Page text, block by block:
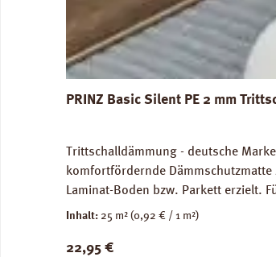
PRINZ Basic Silent PE 2 mm
Trittschalldämmung - deutsche
komfortfördernde
Laminat-Boden bzw. Parkett erzielt.
Abmessungen: Breite 100 cm, Länge
Inhalt: 25 m² (0,92 € / 1 m²)
Regulärer Preis:
22,95 €